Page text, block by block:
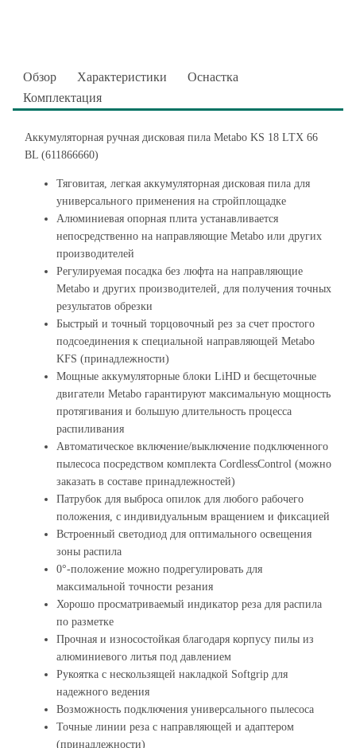
Обзор Характеристики
Оснастка
Комплектация
Аккумуляторная ручная дисковая пила Metabo KS 18 LTX 66
BL (611866660)
Тяговитая, легкая аккумуляторная дисковая пила для
универсального применения на стройплощадке
Алюминиевая опорная плита устанавливается
непосредственно на направляющие Metabo или других
производителей
Регулируемая посадка без люфта на направляющие
Metabo и других производителей, для получения точных
результатов обрезки
Быстрый и точный торцовочный рез за счет простого
подсоединения к специальной направляющей Metabo
KFS (принадлежности)
Мощные аккумуляторные блоки LiHD и бесщеточные
двигатели Metabo гарантируют максимальную мощность
протягивания и большую длительность процесса
распиливания
Автоматическое включение/выключение подключенного
пылесоса посредством комплекта CordlessControl (можно
заказать в составе принадлежностей)
Патрубок для выброса опилок для любого рабочего
положения, с индивидуальным вращением и фиксацией
Встроенный светодиод для оптимального освещения
зоны распила
0°-положение можно подрегулировать для
максимальной точности резания
Хорошо просматриваемый индикатор реза для распила
по разметке
Прочная и износостойкая благодаря корпусу пилы из
алюминиевого литья под давлением
Рукоятка с нескользящей накладкой Softgrip для
надежного ведения
Возможность подключения универсального пылесоса
Точные линии реза с направляющей и адаптером
(принадлежности)